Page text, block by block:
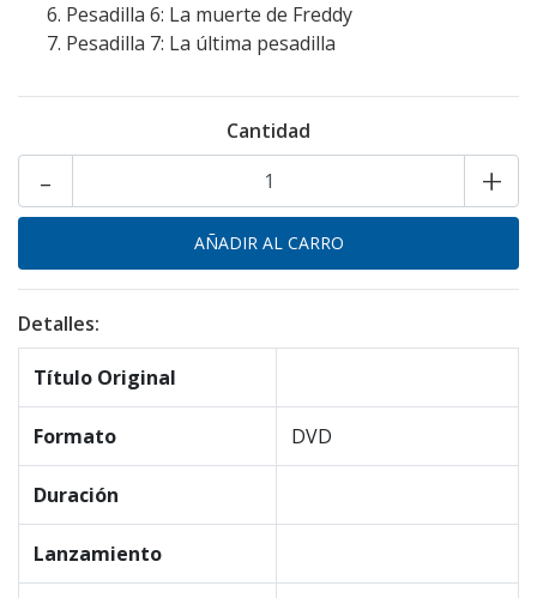
Pesadilla 6: La muerte de Freddy
Pesadilla 7: La última pesadilla
Cantidad
+
-
Detalles:
Título Original
Formato DVD
Duración
Lanzamiento